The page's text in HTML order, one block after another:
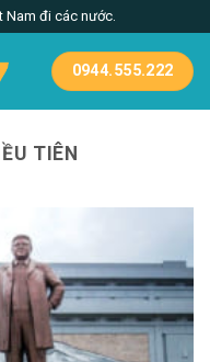
Nam đi các nước.
0944.555.222
TIÊN